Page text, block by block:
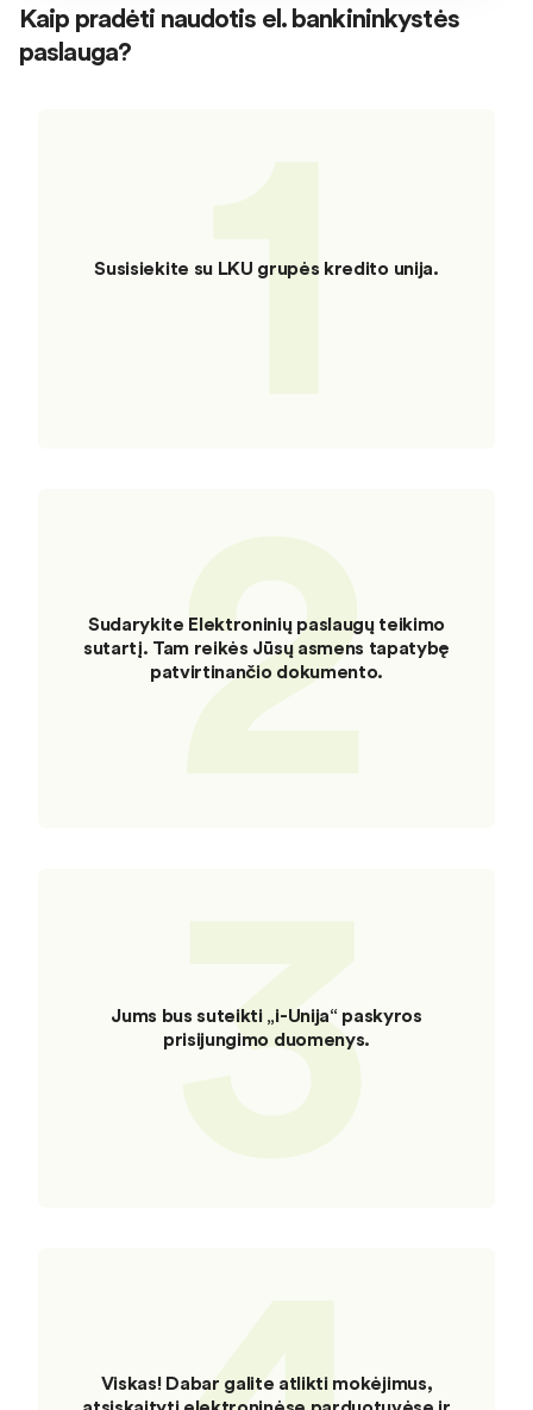
Kaip pradėti naudotis el. bankininkystės
paslauga?
1
Susisiekite su LKU grupės kredito unija.
2
Sudarykite Elektroninių paslaugų teikimo
sutartį. Tam reikės Jūsų asmens tapatybę
patvirtinančio dokumento.
3
Jums bus suteikti „i-Unija“ paskyros
prisijungimo duomenys.
Viskas! Dabar galite atlikti mokėjimus,